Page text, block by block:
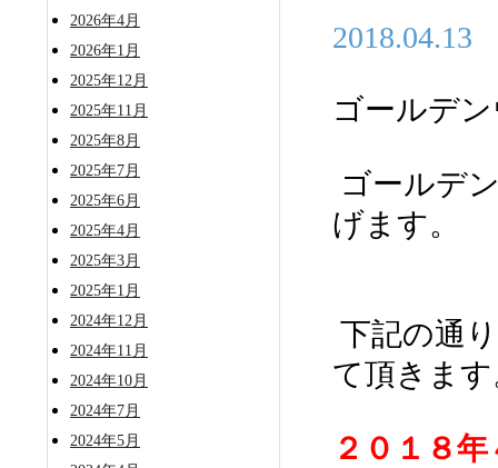
2018.04.13
ゴールデ
ゴールデ
げます。
下記の通
て頂きま
２０１８
2026年4月
2026年1月
2025年12月
2025年11月
2025年8月
2025年7月
2025年6月
2025年4月
2025年3月
2025年1月
2024年12月
2024年11月
2024年10月
2024年7月
2024年5月